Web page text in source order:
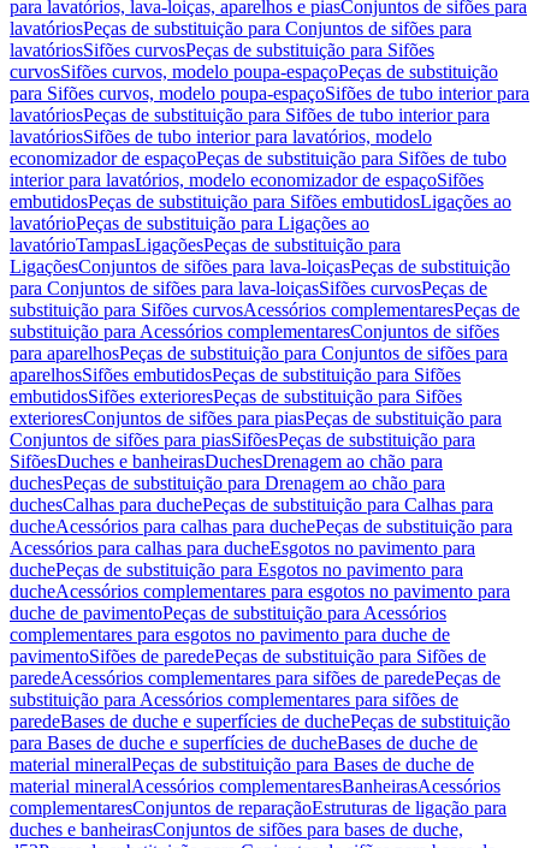
para lavatórios, lava-loiças, aparelhos e piasConjuntos de sifões para
lavatóriosPeças de substituição para Conjuntos de sifões para
lavatóriosSifões curvosPeças de substituição para Sifões
curvosSifões curvos, modelo poupa-espaçoPeças de substituição
para Sifões curvos, modelo poupa-espaçoSifões de tubo interior para
lavatóriosPeças de substituição para Sifões de tubo interior para
lavatóriosSifões de tubo interior para lavatórios, modelo
economizador de espaçoPeças de substituição para Sifões de tubo
interior para lavatórios, modelo economizador de espaçoSifões
embutidosPeças de substituição para Sifões embutidosLigações ao
lavatórioPeças de substituição para Ligações ao
lavatórioTampasLigaçõesPeças de substituição para
LigaçõesConjuntos de sifões para lava-loiçasPeças de substituição
para Conjuntos de sifões para lava-loiçasSifões curvosPeças de
substituição para Sifões curvosAcessórios complementaresPeças de
substituição para Acessórios complementaresConjuntos de sifões
para aparelhosPeças de substituição para Conjuntos de sifões para
aparelhosSifões embutidosPeças de substituição para Sifões
embutidosSifões exterioresPeças de substituição para Sifões
exterioresConjuntos de sifões para piasPeças de substituição para
Conjuntos de sifões para piasSifõesPeças de substituição para
SifõesDuches e banheirasDuchesDrenagem ao chão para
duchesPeças de substituição para Drenagem ao chão para
duchesCalhas para duchePeças de substituição para Calhas para
ducheAcessórios para calhas para duchePeças de substituição para
Acessórios para calhas para ducheEsgotos no pavimento para
duchePeças de substituição para Esgotos no pavimento para
ducheAcessórios complementares para esgotos no pavimento para
duche de pavimentoPeças de substituição para Acessórios
complementares para esgotos no pavimento para duche de
pavimentoSifões de paredePeças de substituição para Sifões de
paredeAcessórios complementares para sifões de paredePeças de
substituição para Acessórios complementares para sifões de
paredeBases de duche e superfícies de duchePeças de substituição
para Bases de duche e superfícies de ducheBases de duche de
material mineralPeças de substituição para Bases de duche de
material mineralAcessórios complementaresBanheirasAcessórios
complementaresConjuntos de reparaçãoEstruturas de ligação para
duches e banheirasConjuntos de sifões para bases de duche,